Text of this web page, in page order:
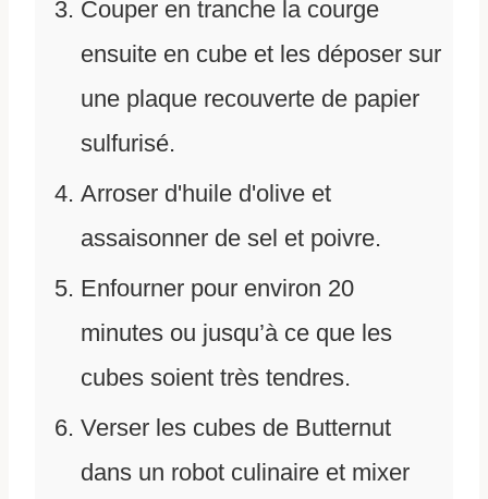
Couper en tranche la courge
ensuite en cube et les déposer sur
une plaque recouverte de papier
sulfurisé.
Arroser d'huile d'olive et
assaisonner de sel et poivre.
Enfourner pour environ 20
minutes ou jusqu’à ce que les
cubes soient très tendres.
Verser les cubes de Butternut
dans un robot culinaire et mixer